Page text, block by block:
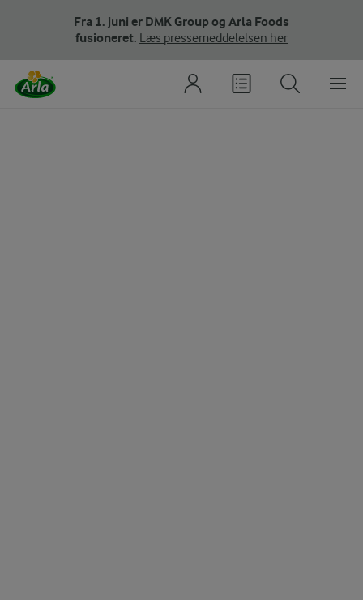
Fra 1. juni er DMK Group og Arla Foods
fusioneret. Læs pressemeddelelsen her